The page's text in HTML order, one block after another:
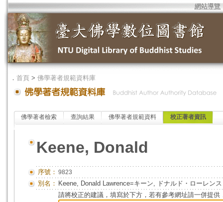
網站導覽
． 首頁 > 佛學著者規範資料庫
佛學著者檢索 查詢結果 佛學著者規範資料 校正著者資訊
Keene, Donald
序號： 9823
別名： Keene, Donald Lawrence=キーン, ドナルド・ローレンス
請將校正的建議，填寫於下方，若有參考網址請一併提供